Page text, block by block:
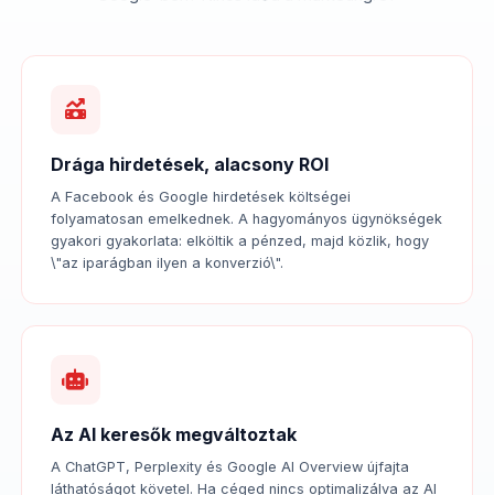
Drága hirdetések, alacsony ROI
A Facebook és Google hirdetések költségei
folyamatosan emelkednek. A hagyományos ügynökségek
gyakori gyakorlata: elköltik a pénzed, majd közlik, hogy
\"az iparágban ilyen a konverzió\".
Az AI keresők megváltoztak
A ChatGPT, Perplexity és Google AI Overview újfajta
láthatóságot követel. Ha céged nincs optimalizálva az AI